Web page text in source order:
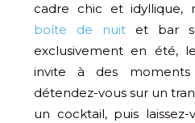
cadre chic et idyllique,
boîte de nuit et bar
exclusivement en été,
invite à des moments
détendez-vous sur un
un cocktail, puis